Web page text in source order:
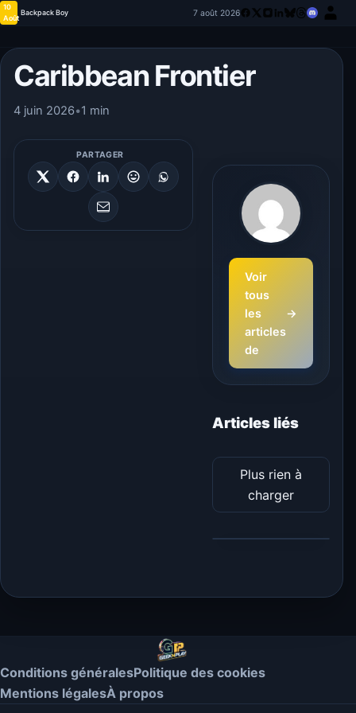
10
Août
Backpack Boy 7 août 2026
Caribbean Frontier
4 juin 2026•1 min
PARTAGER
Voir
tous
les
articles
de
→
Articles liés
Plus rien à
charger
Conditions généralesPolitique des cookies
Mentions légalesÀ propos